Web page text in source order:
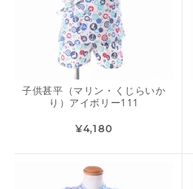
子供甚平（マリン・くじらいか
り）アイボリー111
¥4,180